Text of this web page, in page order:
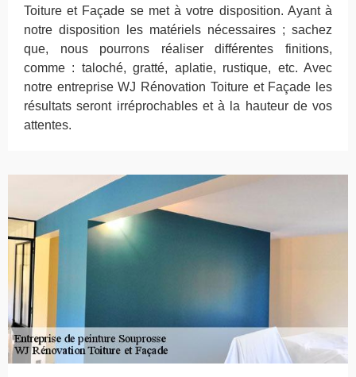
Toiture et Façade se met à votre disposition. Ayant à
notre disposition les matériels nécessaires ; sachez
que, nous pourrons réaliser différentes finitions,
comme : taloché, gratté, aplatie, rustique, etc. Avec
notre entreprise WJ Rénovation Toiture et Façade les
résultats seront irréprochables et à la hauteur de vos
attentes.